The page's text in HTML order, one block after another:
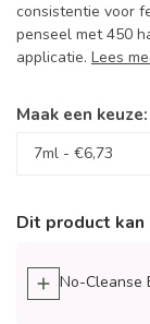
consistentie voor
penseel met 450
applicatie. Lees
Maak een keuze:
Dit product
No-Cleanse